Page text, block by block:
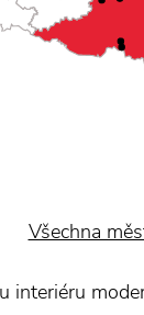
Všechna
interiéru